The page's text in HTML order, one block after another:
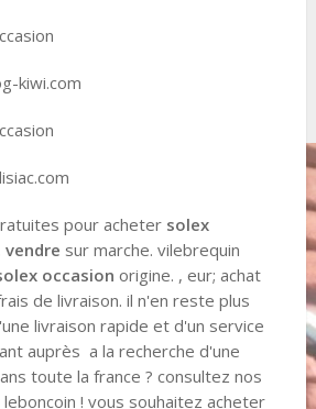
kiwi.com
pour acheter solex
vendre sur marche. vilebrequin
occasion origine. , eur; achat
de livraison. il n'en reste plus
livraison rapide et d'un service
auprès a la recherche d'une
toute la france ? consultez nos
! vous souhaitez acheter